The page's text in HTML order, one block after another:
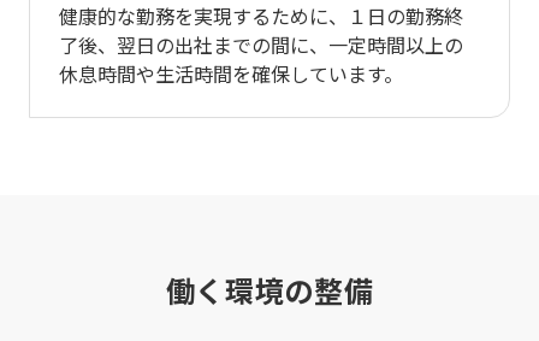
健康的な勤務を実現するために、１日の勤務終
了後、翌日の出社までの間に、一定時間以上の
休息時間や生活時間を確保しています。
働く環境の整備